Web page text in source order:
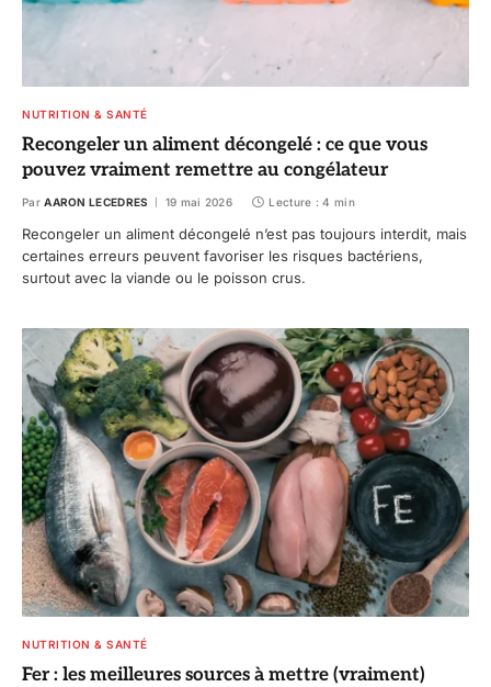
NUTRITION & SANTÉ
Recongeler un aliment décongelé : ce que vous
pouvez vraiment remettre au congélateur
Par AARON LECEDRES 19 mai 2026 Lecture : 4 min
Recongeler un aliment décongelé n’est pas toujours interdit, mais
certaines erreurs peuvent favoriser les risques bactériens,
surtout avec la viande ou le poisson crus.
NUTRITION & SANTÉ
Fer : les meilleures sources à mettre (vraiment)